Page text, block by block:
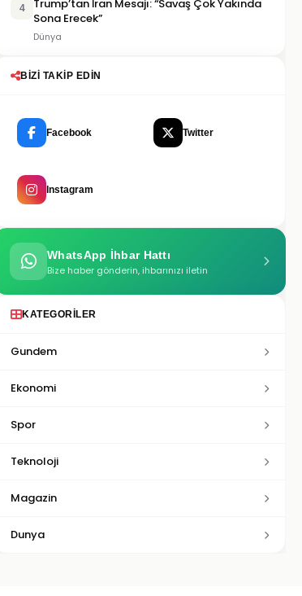
4
Trump’tan İran Mesajı: “Savaş Çok Yakında
Sona Erecek”
Dünya
BIZI TAKIP EDIN
Facebook Twitter
Instagram
WhatsApp İhbar Hattı
Bize haber gönderin, ihbarınızı iletin
KATEGORILER
Gundem
Ekonomi
Spor
Teknoloji
Magazin
Dunya